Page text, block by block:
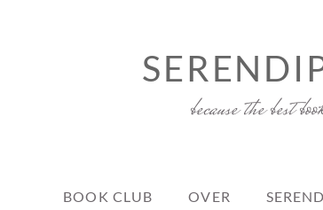
because the best
BOOK CLUB OVER